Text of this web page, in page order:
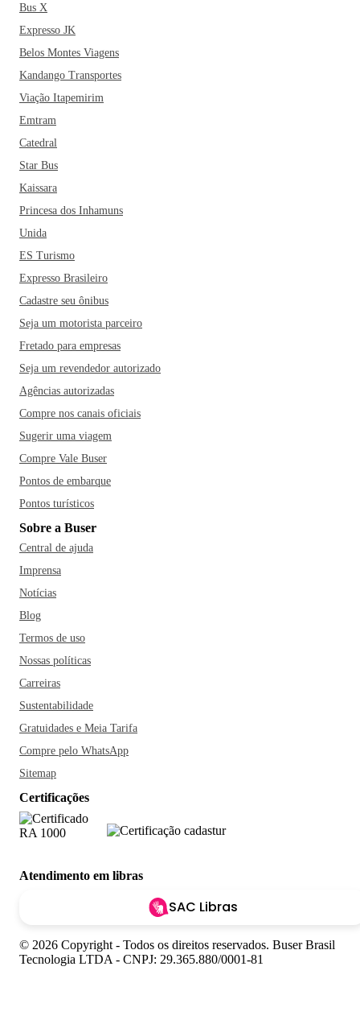
Bus X
Expresso JK
Belos Montes Viagens
Kandango Transportes
Viação Itapemirim
Emtram
Catedral
Star Bus
Kaissara
Princesa dos Inhamuns
Unida
ES Turismo
Expresso Brasileiro
Cadastre seu ônibus
Seja um motorista parceiro
Fretado para empresas
Seja um revendedor autorizado
Agências autorizadas
Compre nos canais oficiais
Sugerir uma viagem
Compre Vale Buser
Pontos de embarque
Pontos turísticos
Sobre a Buser
Central de ajuda
Imprensa
Notícias
Blog
Termos de uso
Nossas políticas
Carreiras
Sustentabilidade
Gratuidades e Meia Tarifa
Compre pelo WhatsApp
Sitemap
Certificações
Atendimento em libras
SAC Libras
© 2026 Copyright - Todos os direitos reservados. Buser Brasil
Tecnologia LTDA - CNPJ: 29.365.880/0001-81